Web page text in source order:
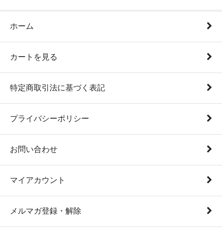
ホーム
カートを見る
特定商取引法に基づく表記
プライバシーポリシー
お問い合わせ
マイアカウント
メルマガ登録・解除